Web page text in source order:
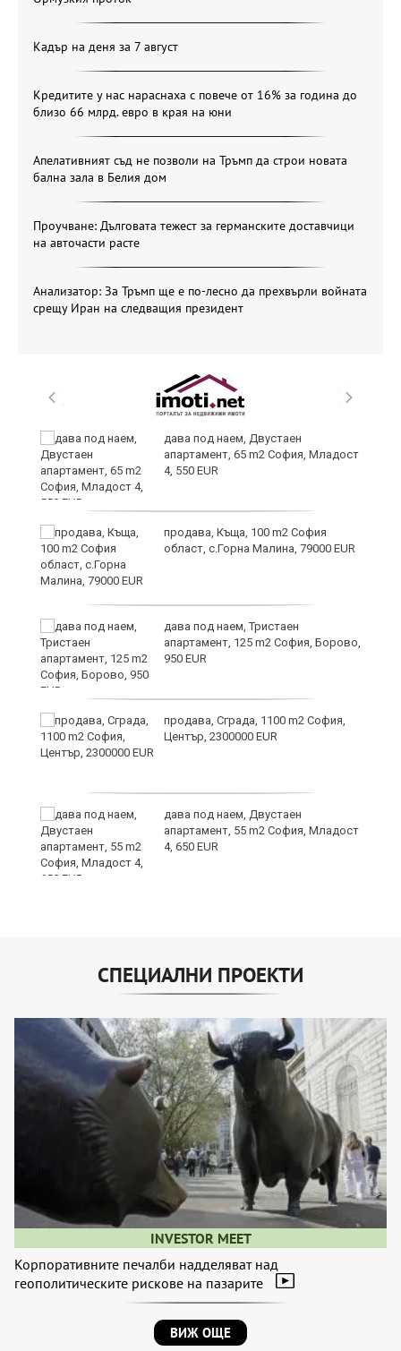
Кадър на деня за 7 август
Кредитите у нас нараснаха с повече от 16% за година до
близо 66 млрд. евро в края на юни
Апелативният съд не позволи на Тръмп да строи новата
бална зала в Белия дом
Проучване: Дълговата тежест за германските доставчици
на авточасти расте
Анализатор: За Тръмп ще е по-лесно да прехвърли войната
срещу Иран на следващия президент
дава под наем, Двустаен
апартамент, 65 m2 София, Младост
4, 550 EUR
продава, Къща, 100 m2 София
област, с.Горна Малина, 79000 EUR
дава под наем, Тристаен
апартамент, 125 m2 София, Борово,
950 EUR
продава, Сграда, 1100 m2 София,
Център, 2300000 EUR
дава под наем, Двустаен
апартамент, 55 m2 София, Младост
4, 650 EUR
СПЕЦИАЛНИ ПРОЕКТИ
INVESTOR MEET
Корпоративните печалби надделяват над
геополитическите рискове на пазарите
ВИЖ ОЩЕ